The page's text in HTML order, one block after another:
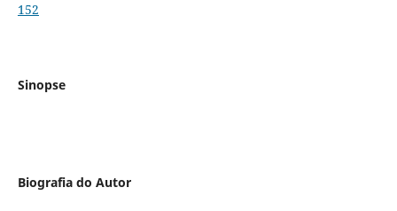
152
Sinopse
Biografia do Autor